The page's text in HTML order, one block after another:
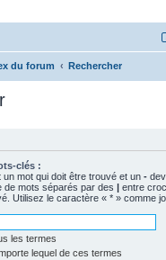
Militari -
du forum Rechercher
clés :
un mot qui doit être trouvé et un -
de mots séparés par des | entre
Utilisez le caractère « * » comme
les termes
lequel de ces termes